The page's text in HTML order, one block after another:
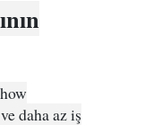
daha az iş